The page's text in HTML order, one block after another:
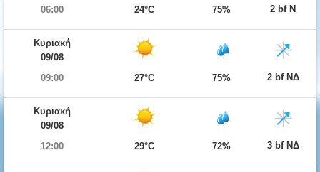
06:00
24°C 75% 2 bf Ν
Κυριακή
09/08
09:00
27°C 75% 2 bf ΝΔ
Κυριακή
09/08
12:00
29°C 72% 3 bf ΝΔ